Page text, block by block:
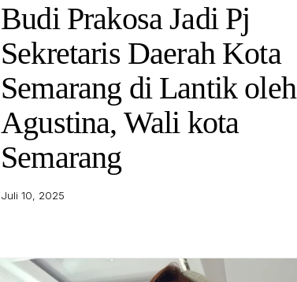
Budi Prakosa Jadi Pj
Sekretaris Daerah Kota
Semarang di Lantik oleh
Agustina, Wali kota
Semarang
Juli 10, 2025